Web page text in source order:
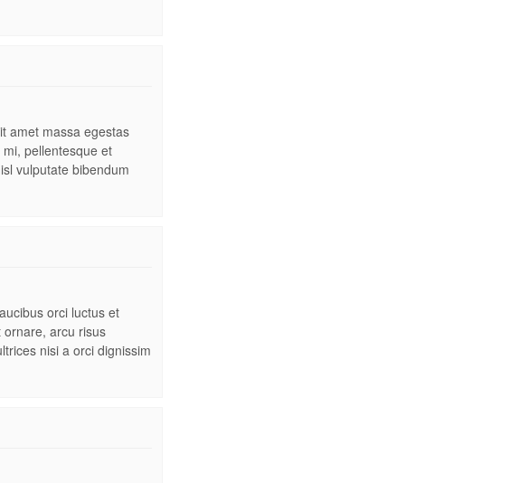
amet massa egestas
pellentesque et
vulputate bibendum
orci luctus et
ornare, arcu risus
nisi a orci dignissim